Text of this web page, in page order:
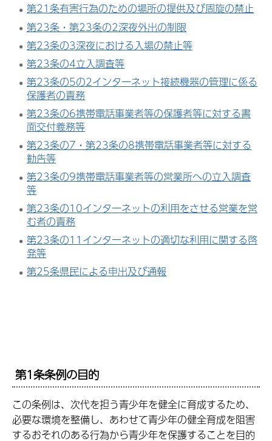
第21条有害行為のための場所の提供及び周旋の禁止
第23条・第23条の2深夜外出の制限
第23条の3深夜における入場の禁止等
第23条の4立入調査等
第23条の5の2インターネット接続機器の管理に係る
保護者の責務
第23条の6携帯電話事業者等の保護者等に対する書
面交付義務等
第23条の7・第23条の8携帯電話事業者等に対する
勧告等
第23条の9携帯電話事業者等の営業所への立入調査
等
第23条の10インターネットの利用をさせる営業を営
む者の責務
第23条の11インターネットの適切な利用に関する啓
発等
第25条県民による申出及び通報
第1条条例の目的
この条例は、次代を担う青少年を健全に育成するため、
必要な環境を整備し、あわせて青少年の健全育成を阻害
するおそれのある行為から青少年を保護することを目的